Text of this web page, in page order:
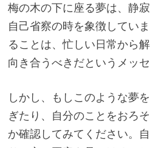
梅の木の下に座る夢は、静
自己省察の時を象徴してい
ることは、忙しい日常から
向き合うべきだというメッ
しかし、もしこのような夢
ぎたり、自分のことをおろ
か確認してみてください。